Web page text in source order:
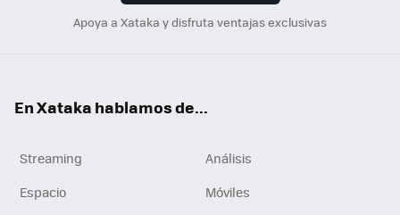
Apoya a Xataka y disfruta ventajas exclusivas
En Xataka hablamos de...
Streaming
Análisis
Espacio
Móviles